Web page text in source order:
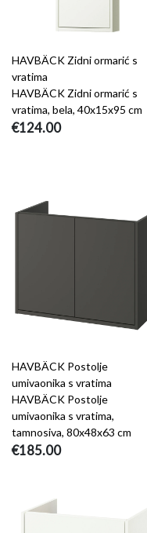
HAVBÄCK Zidni ormarić s
vratima
HAVBÄCK Zidni ormarić s
vratima, bela, 40x15x95 cm
€124.00
HAVBÄCK Postolje
umivaonika s vratima
HAVBÄCK Postolje
umivaonika s vratima,
tamnosiva, 80x48x63 cm
€185.00